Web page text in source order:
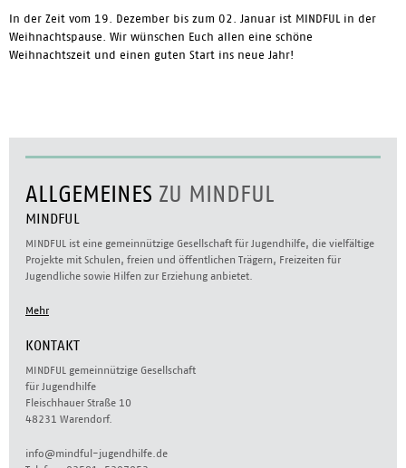
In der Zeit vom 19. Dezember bis zum 02. Januar ist MINDFUL in der
Weihnachtspause. Wir wünschen Euch allen eine schöne
Weihnachtszeit und einen guten Start ins neue Jahr!
ALLGEMEINES ZU MINDFUL
MINDFUL
MINDFUL ist eine gemeinnützige Gesellschaft für Jugendhilfe, die vielfältige
Projekte mit Schulen, freien und öffentlichen Trägern, Freizeiten für
Jugendliche sowie Hilfen zur Erziehung anbietet.
Mehr
KONTAKT
MINDFUL gemeinnützige Gesellschaft
für Jugendhilfe
Fleischhauer Straße 10
48231 Warendorf.
info@mindful-jugendhilfe.de